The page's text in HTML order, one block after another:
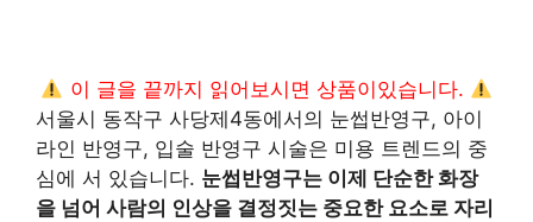
이 글을 끝까지 읽어보시면 상품이있습니다.
서울시 동작구 사당제4동에서의 눈썹반영구, 아이
라인 반영구, 입술 반영구 시술은 미용 트렌드의 중
심에 서 있습니다. 눈썹반영구는 이제 단순한 화장
을 넘어 사람의 인상을 결정짓는 중요한 요소로 자리